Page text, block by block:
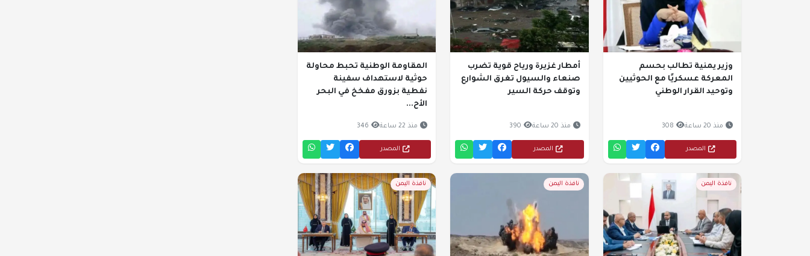
وزير يمنية تطالب بحسم
المعركة عسكريًا مع الحوثيين
وتوحيد القرار الوطني
منذ 20 ساعة 308
المصدر
أمطار غزيرة ورياح قوية تضرب
صنعاء والسيول تغرق الشوارع
وتوقف حركة السير
منذ 20 ساعة 390
المصدر
المقاومة الوطنية تحبط محاولة
حوثية لاستهداف سفينة
نفطية بزورق مفخخ في البحر
الأح...
منذ 22 ساعة 346
المصدر
نافذة اليمن نافذة اليمن نافذة اليمن